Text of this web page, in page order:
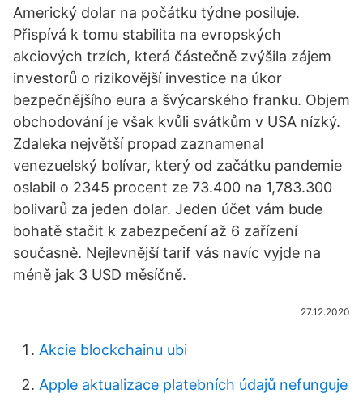
Americký dolar na počátku týdne posiluje.
Přispívá k tomu stabilita na evropských
akciových trzích, která částečně zvýšila zájem
investorů o rizikovější investice na úkor
bezpečnějšího eura a švýcarského franku. Objem
obchodování je však kvůli svátkům v USA nízký.
Zdaleka největší propad zaznamenal
venezuelský bolívar, který od začátku pandemie
oslabil o 2345 procent ze 73.400 na 1,783.300
bolivarů za jeden dolar. Jeden účet vám bude
bohatě stačit k zabezpečení až 6 zařízení
současně. Nejlevnější tarif vás navíc vyjde na
méně jak 3 USD měsíčně.
27.12.2020
Akcie blockchainu ubi
Apple aktualizace platebních údajů nefunguje